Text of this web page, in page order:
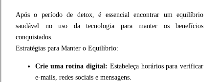
Após o período de detox, é essencial encontrar um equilíbrio
saudável no uso da tecnologia para manter os benefícios
conquistados.
Estratégias para Manter o Equilíbrio:
Crie uma rotina digital: Estabeleça horários para verificar
e-mails, redes sociais e mensagens.